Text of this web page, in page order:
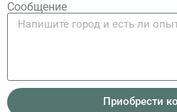
Сообщение
Приобрести